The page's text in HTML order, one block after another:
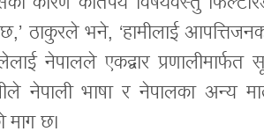
ठाकुरले भने, ‘हामीलाई
नेपालले एकद्वार
नेपाली भाषा र नेपालका अन्य
माग छ।